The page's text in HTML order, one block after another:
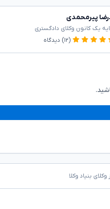
پیرمحمدی
یک کانون وکلای دادگستری
(۱۲) دیدگاه
بنیاد وکلا